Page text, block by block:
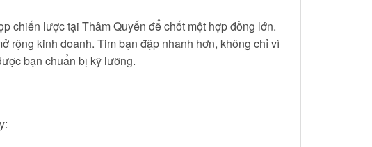
chiến lược tại Thâm Quyến để chốt một hợp đồng lớn.
rộng kinh doanh. Tim bạn đập nhanh hơn, không chỉ vì
bạn chuẩn bị kỹ lưỡng.